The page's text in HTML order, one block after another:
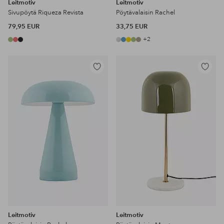
Leitmotiv
Sivupöytä Riqueza Revista
79,95 EUR
Leitmotiv
Pöytävalaisin Rachel
33,75 EUR
+2
Lisää
Leitmotiv
Lisää
Leitmotiv